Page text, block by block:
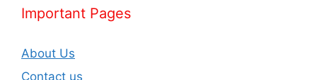
Important Pages
About Us
Contact us